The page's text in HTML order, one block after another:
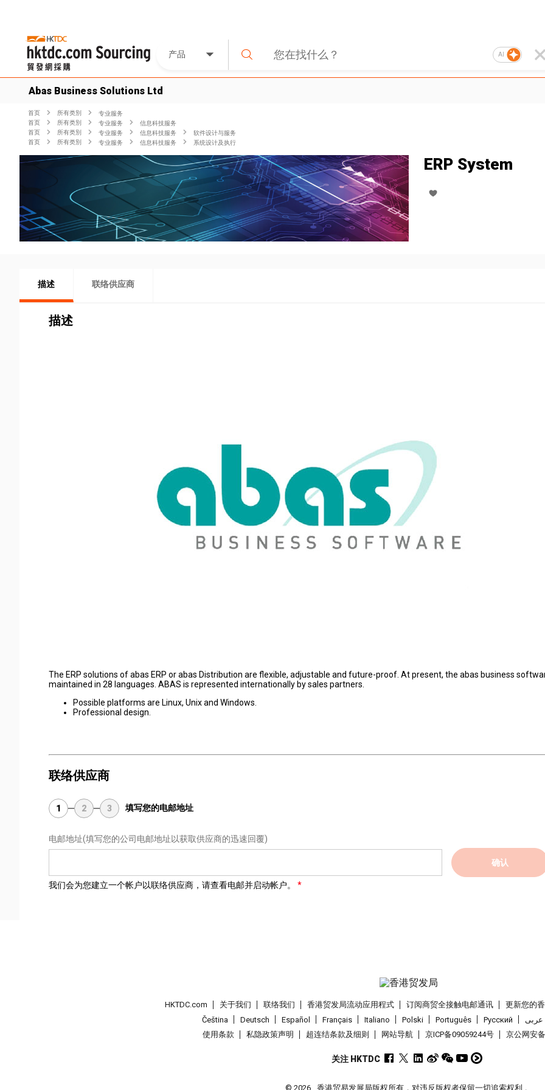
产品 AI
Abas Business Solutions Ltd
首页 所有类別
专业服务
首页
所有类別 专业服务
信息科技服务
首页
所有类別 专业服务 信息科技服务
软件设计与服务
首页
所有类別 专业服务 信息科技服务 系统设计及执行
ERP System
描述 联络供应商
描述
The ERP solutions of abas ERP or abas Distribution are flexible, adjustable and future-proof. At present, the abas business
maintained in 28 languages. ABAS is represented internationally by sales partners.
Possible platforms are Linux, Unix and Windows.
Professional design.
联络供应商
1 2 3 填写您的电邮地址
电邮地址(填写您的公司电邮地址以获取供应商的迅速回覆)
确认
我们会为您建立一个帐户以联络供应商，请查看电邮并启动帐户。
HKTDC.com 关于我们 联络我们 香港贸发局流动应用程式 订阅商贸全接触电邮通讯
更新您的
Čeština
Deutsch Español Français Italiano Polski Português Pусский
عربى
使用条款
私隐政策声明 超连结条款及细则 网站导航 京ICP备09059244号 京公网安
关注 HKTDC
© 2026 香港贸易发展局版权所有，对违反版权者保留一切追索权利 。